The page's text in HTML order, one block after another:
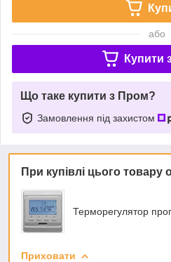
або
Купити
Що таке купити з Пром?
Замовлення під захистом
При купівлі цього
Терморегулятор
Приховати